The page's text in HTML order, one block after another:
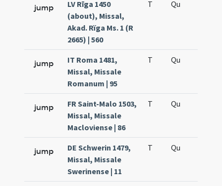
jump
LV Rīga 1450
(about), Missal,
Akad. Rïga Ms. 1 (R
2665) | 560
T Qu
jump
IT Roma 1481,
Missal, Missale
Romanum | 95
T Qu
jump
FR Saint-Malo 1503,
Missal, Missale
Macloviense | 86
T Qu
jump
DE Schwerin 1479,
Missal, Missale
Swerinense | 11
T Qu